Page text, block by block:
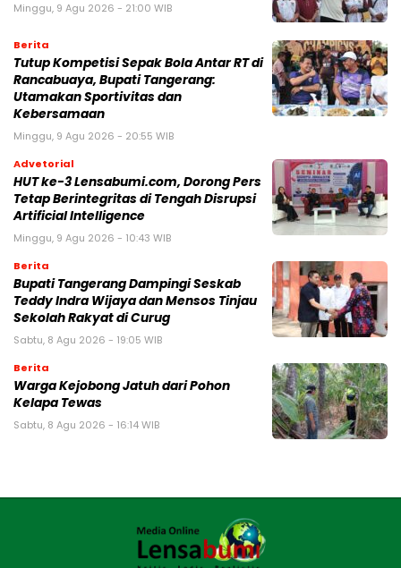
Minggu, 9 Agu 2026 - 21:00 WIB
Berita
Tutup Kompetisi Sepak Bola Antar RT di
Rancabuaya, Bupati Tangerang:
Utamakan Sportivitas dan
Kebersamaan
Minggu, 9 Agu 2026 - 20:55 WIB
Advetorial
HUT ke-3 Lensabumi.com, Dorong Pers
Tetap Berintegritas di Tengah Disrupsi
Artificial Intelligence
Minggu, 9 Agu 2026 - 10:43 WIB
Berita
Bupati Tangerang Dampingi Seskab
Teddy Indra Wijaya dan Mensos Tinjau
Sekolah Rakyat di Curug
Sabtu, 8 Agu 2026 - 19:05 WIB
Berita
Warga Kejobong Jatuh dari Pohon
Kelapa Tewas
Sabtu, 8 Agu 2026 - 16:14 WIB